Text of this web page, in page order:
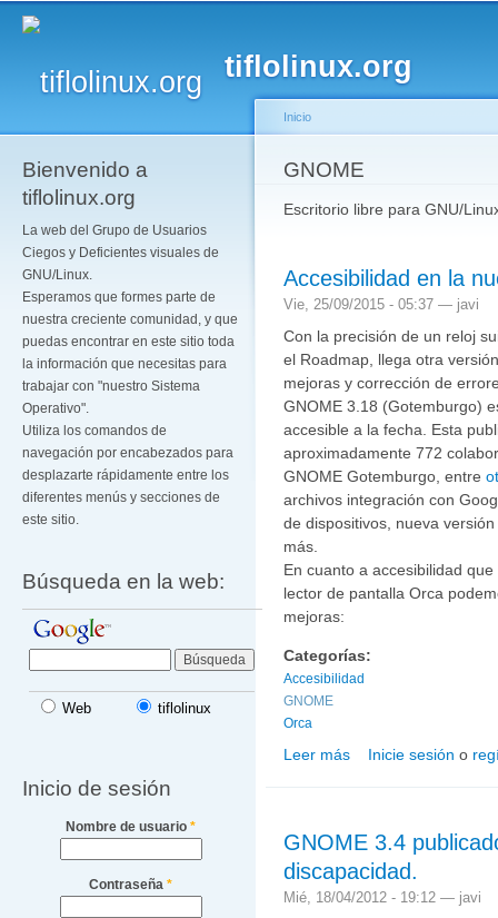
tiflolinux.org
Bienvenido a
tiflolinux.org
La web del Grupo de Usuarios
Ciegos y Deficientes visuales de
GNU/Linux.
Esperamos que formes parte de
nuestra creciente comunidad, y que
puedas encontrar en este sitio toda
la información que necesitas para
trabajar con "nuestro Sistema
Operativo".
Utiliza los comandos de
navegación por encabezados para
desplazarte rápidamente entre los
diferentes menús y secciones de
este sitio.
Búsqueda en la web:
Web tiflolinux
Inicio de sesión
Nombre de usuario *
Contraseña *
Se encuentra usted
Inicio
GNOME
Escritorio libre para GNU/
Accesibilidad en la
Vie, 25/09/2015 - 05:37 — javi
Con la precisión de un reloj
el Roadmap, llega otra
mejoras y corrección de
GNOME 3.18 (Gotemburgo)
accesible a la fecha. Esta
aproximadamente 772
GNOME Gotemburgo, entre
archivos integración con
de dispositivos, nueva
más.
En cuanto a accesibilidad
lector de pantalla Orca
mejoras:
Categorías:
Accesibilidad
GNOME
Orca
Leer más sobre Accesibilidad en
Inicie sesión o
GNOME 3.4
discapacidad.
Mié, 18/04/2012 - 19:12 — javi